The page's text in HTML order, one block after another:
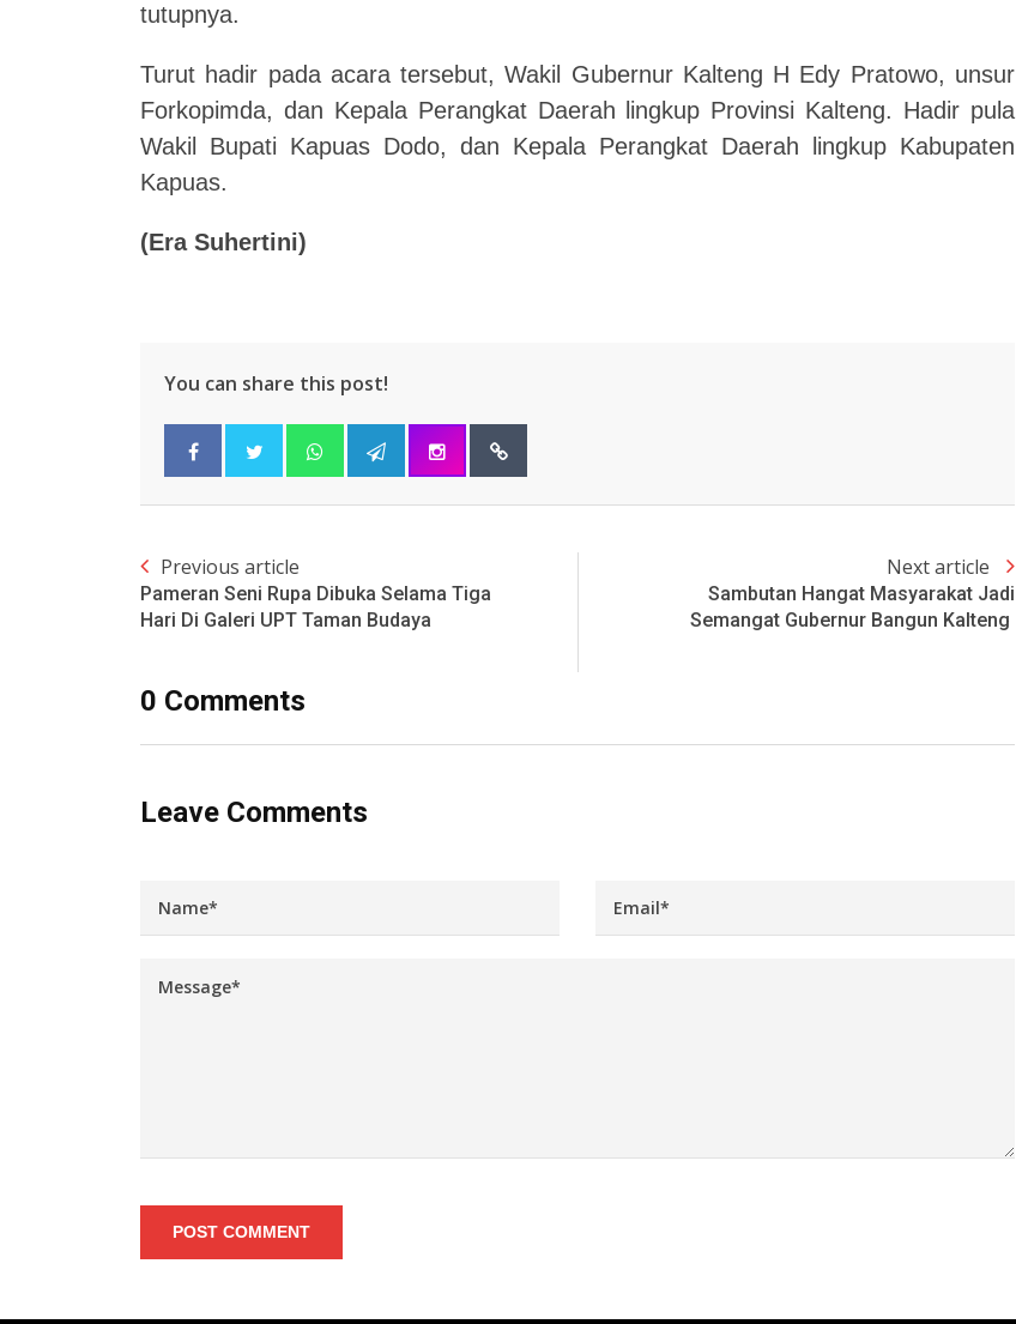
tutupnya.
Turut hadir pada acara tersebut, Wakil Gubernur Kalteng H Edy Pratowo, unsur
Forkopimda, dan Kepala Perangkat Daerah lingkup Provinsi Kalteng. Hadir pula
Wakil Bupati Kapuas Dodo, dan Kepala Perangkat Daerah lingkup Kabupaten
Kapuas.
(Era Suhertini)
You can share this post!
Previous article
Pameran Seni Rupa Dibuka Selama Tiga
Hari Di Galeri UPT Taman Budaya
Next article
Sambutan Hangat Masyarakat Jadi
Semangat Gubernur Bangun Kalteng
0 Comments
Leave Comments
POST COMMENT